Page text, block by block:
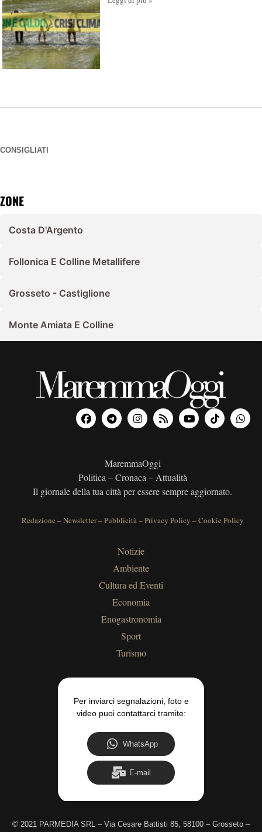
CONSIGLIATI
ZONE
Costa D'Argento
Follonica E Colline Metallifere
Grosseto - Castiglione
Monte Amiata E Colline
MaremmaOggi
Politica – Cronaca – Attualità
Il giornale della tua città per essere sempre aggiornato.
Redazione –Newsletter–Pubblicità–Privacy Policy –Cookie Policy
Notizie
Ambiente
Cultura ed Eventi
Economia
Enogastronomia
Sport
Turismo
Per inviarci segnalazioni, foto e
video puoi contattarci tramite:
WhatsApp
E-mail
© 2021 PARMEDIA SRL – Via Cesare Battisti 85, 58100 – Grosseto –